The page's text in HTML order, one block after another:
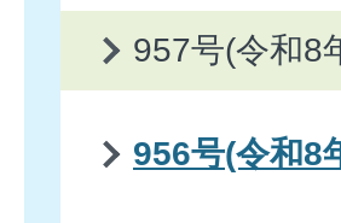
957号(令和8
956号(令和8